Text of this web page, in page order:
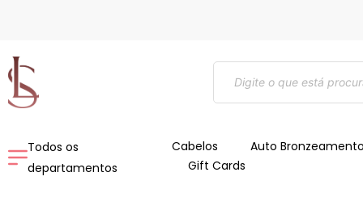
conteúdo
Pesquisar
produtos
Todos os
departamentos
Cabelos
Auto
Gift Cards